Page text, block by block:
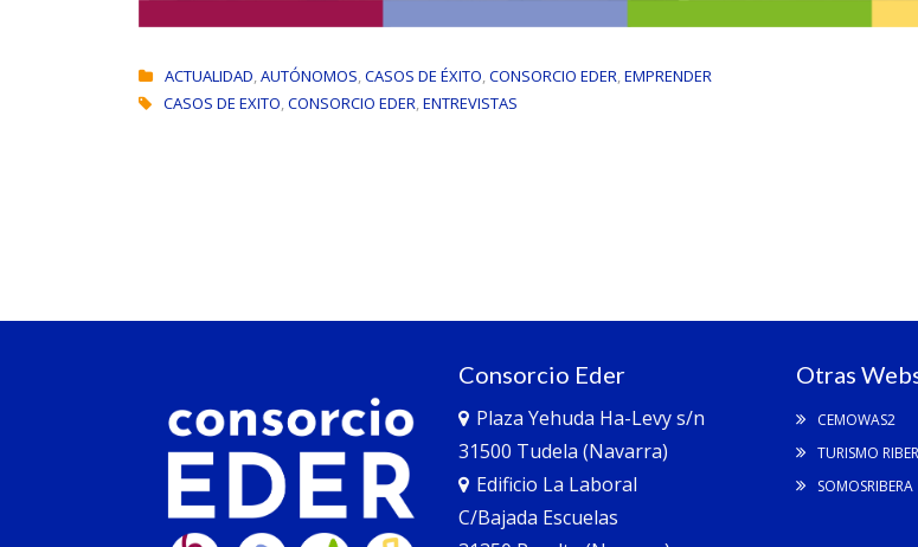
ACTUALIDAD,AUTÓNOMOS,CASOS DE ÉXITO,CONSORCIO EDER,EMPRENDER
CASOS DE EXITO,CONSORCIO EDER,ENTREVISTAS
Consorcio Eder
Plaza Yehuda Ha-Levy s/n
31500 Tudela (Navarra)
Edificio La Laboral
C/Bajada Escuelas
Otras
CEMOWAS2
TURISMO
SOMOSRIBERA